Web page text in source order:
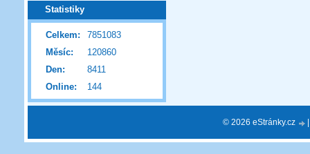
Statistiky
Online: 144
Celkem:
7851083
Měsíc:
120860
Den:
8411
© 2026 eStránky.cz